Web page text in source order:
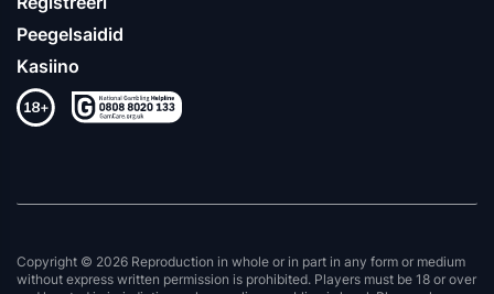
Peegelsaidid
Kasiino
Copyright © 2026 Reproduction in whole or in part in any form or medium
without express written permission is prohibited. Players must be 18 or over